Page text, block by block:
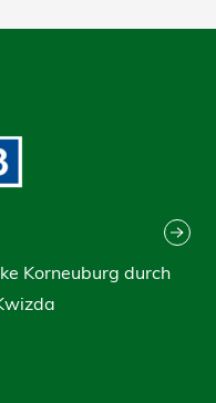
Korneuburg durch